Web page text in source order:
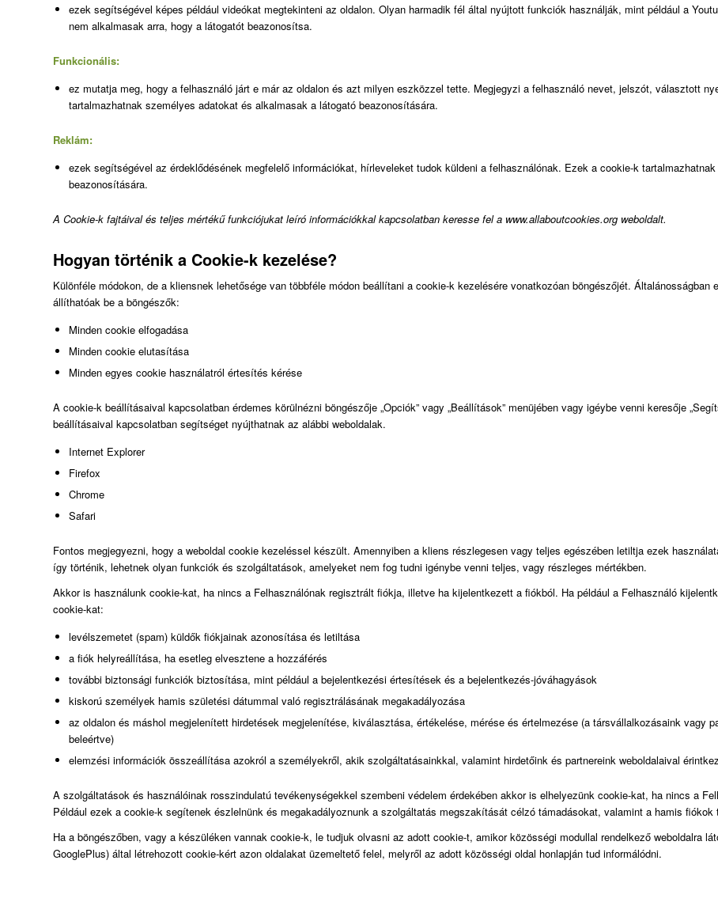
ezek segítségével képes például videókat megtekinteni az oldalon. Olyan harmadik fél által nyújtott funkciók használják, mint például a
nem alkalmasak arra, hogy a látogatót beazonosítsa.
Funkcionális:
ez mutatja meg, hogy a felhasználó járt e már az oldalon és azt milyen eszközzel tette. Megjegyzi a felhasználó nevet, jelszót, választott
tartalmazhatnak személyes adatokat és alkalmasak a látogató beazonosítására.
Reklám:
ezek segítségével az érdeklődésének megfelelő információkat, hírleveleket tudok küldeni a felhasználónak. Ezek a cookie-k
beazonosítására.
A Cookie-k fajtáival és teljes mértékű funkciójukat leíró információkkal kapcsolatban keresse fel a www.allaboutcookies.org weboldalt.
Hogyan történik a Cookie-k kezelése?
Különféle módokon, de a kliensnek lehetősége van többféle módon beállítani a cookie-k kezelésére vonatkozóan böngészőjét.
állíthatóak be a böngészők:
Minden cookie elfogadása
Minden cookie elutasítása
Minden egyes cookie használatról értesítés kérése
A cookie-k beállításaival kapcsolatban érdemes körülnézni böngészője „Opciók” vagy „Beállítások” menüjében vagy igéybe venni keresője
beállításaival kapcsolatban segítséget nyújthatnak az alábbi weboldalak.
Internet Explorer
Firefox
Chrome
Safari
Fontos megjegyezni, hogy a weboldal cookie kezeléssel készült. Amennyiben a kliens részlegesen vagy teljes egészében letiltja ezek
így történik, lehetnek olyan funkciók és szolgáltatások, amelyeket nem fog tudni igénybe venni teljes, vagy részleges mértékben.
Akkor is használunk cookie-kat, ha nincs a Felhasználónak regisztrált fiókja, illetve ha kijelentkezett a fiókból. Ha például a Felhasználó
cookie-kat:
levélszemetet (spam) küldők fiókjainak azonosítása és letiltása
a fiók helyreállítása, ha esetleg elvesztene a hozzáférés
további biztonsági funkciók biztosítása, mint például a bejelentkezési értesítések és a bejelentkezés-jóváhagyások
kiskorú személyek hamis születési dátummal való regisztrálásának megakadályozása
az oldalon és máshol megjelenített hirdetések megjelenítése, kiválasztása, értékelése, mérése és értelmezése (a társvállalkozásaink vagy
beleértve)
elemzési információk összeállítása azokról a személyekről, akik szolgáltatásainkkal, valamint hirdetőink és partnereink weboldalaival
A szolgáltatások és használóinak rosszindulatú tevékenységekkel szembeni védelem érdekében akkor is elhelyezünk cookie-kat, ha nincs a
Például ezek a cookie-k segítenek észlelnünk és megakadályoznunk a szolgáltatás megszakítását célzó támadásokat, valamint a hamis fiókok
Ha a böngészőben, vagy a készüléken vannak cookie-k, le tudjuk olvasni az adott cookie-t, amikor közösségi modullal rendelkező weboldalra
GooglePlus) által létrehozott cookie-kért azon oldalakat üzemeltető felel, melyről az adott közösségi oldal honlapján tud informálódni.